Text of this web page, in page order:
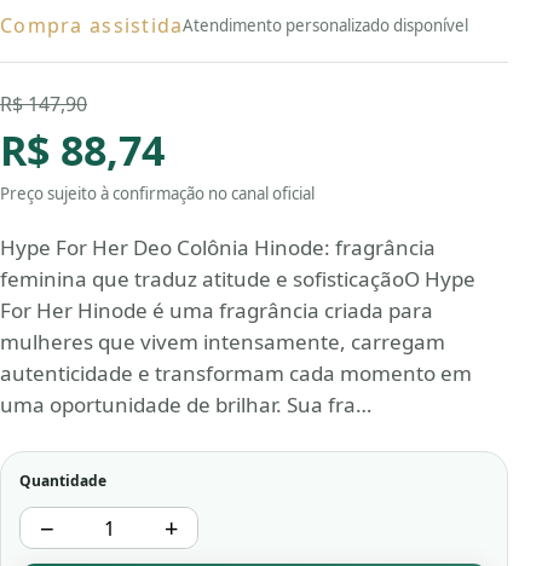
Compra assistidaAtendimento personalizado disponível
R$ 147,90
R$ 88,74
Preço sujeito à confirmação no canal oficial
Hype For Her Deo Colônia Hinode: fragrância
feminina que traduz atitude e sofisticaçãoO Hype
For Her Hinode é uma fragrância criada para
mulheres que vivem intensamente, carregam
autenticidade e transformam cada momento em
uma oportunidade de brilhar. Sua fra…
Quantidade
− +